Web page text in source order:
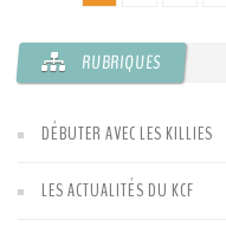
RUBRIQUES
DÉBUTER AVEC LES KILLIES
LES ACTUALITÉS DU KCF